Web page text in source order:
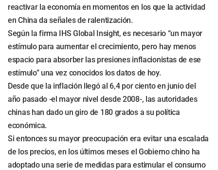
reactivar la economía en momentos en los que la actividad
en China da señales de ralentización.
Según la firma IHS Global Insight, es necesario “un mayor
estímulo para aumentar el crecimiento, pero hay menos
espacio para absorber las presiones inflacionistas de ese
estímulo” una vez conocidos los datos de hoy.
Desde que la inflación llegó al 6,4 por ciento en junio del
año pasado -el mayor nivel desde 2008-, las autoridades
chinas han dado un giro de 180 grados a su política
económica.
Si entonces su mayor preocupación era evitar una escalada
de los precios, en los últimos meses el Gobierno chino ha
adoptado una serie de medidas para estimular el consumo